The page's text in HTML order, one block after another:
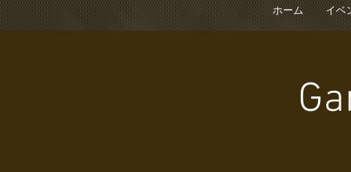
ホーム イベ